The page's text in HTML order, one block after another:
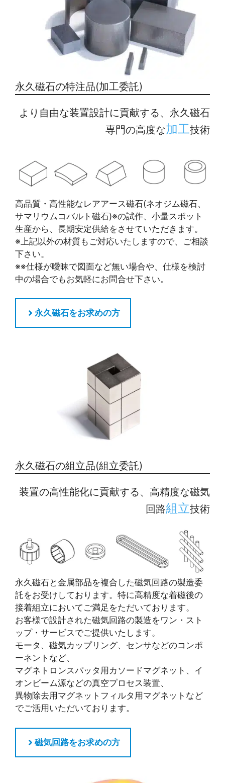
永久磁石の特注品(加工委託)
より自由な装置設計に貢献する、永久磁石
専門の高度な加工技術
高品質・高性能なレアアース磁石(ネオジム磁石、
サマリウムコバルト磁石)※の試作、小量スポット
生産から、長期安定供給をさせていただきます。
※上記以外の材質もご対応いたしますので、ご相談
下さい。
※※仕様が曖昧で図面など無い場合や、仕様を検討
中の場合でもお気軽にお問合せ下さい。
永久磁石をお求めの方
永久磁石の組立品(組立委託)
装置の高性能化に貢献する、高精度な磁気
回路組立技術
永久磁石と金属部品を複合した磁気回路の製造委
託をお受けしております。特に高精度な着磁後の
接着組立においてご満足をただいております。
お客様で設計された磁気回路の製造をワン・スト
ップ・サービスでご提供いたします。
モータ、磁気カップリング、センサなどのコンポ
ーネントなど、
マグネトロンスパッタ用カソードマグネット、イ
オンビーム源などの真空プロセス装置、
異物除去用マグネットフィルタ用マグネットなど
でご活用いただいております。
磁気回路をお求めの方